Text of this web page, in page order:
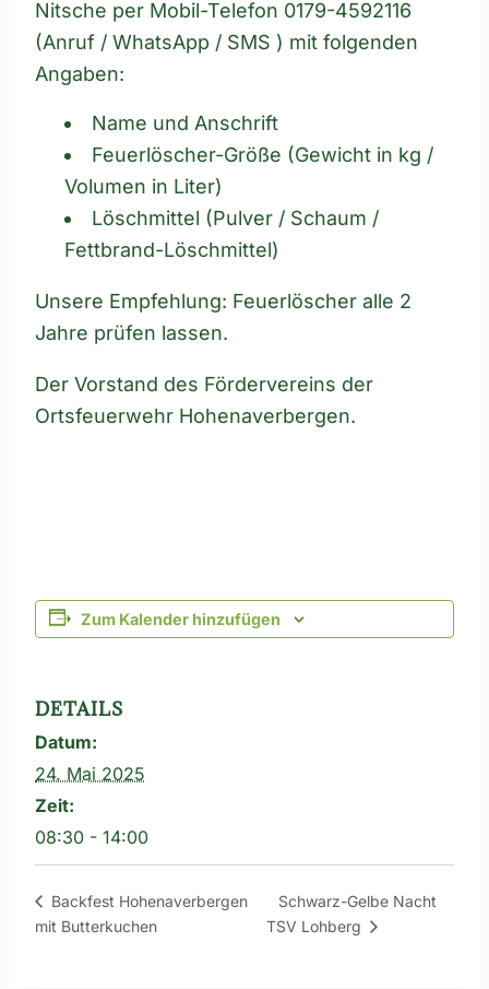
Nitsche per Mobil-Telefon 0179-4592116
(Anruf / WhatsApp / SMS ) mit folgenden
Angaben:
Name und Anschrift
Feuerlöscher-Größe (Gewicht in kg /
Volumen in Liter)
Löschmittel (Pulver / Schaum /
Fettbrand-Löschmittel)
Unsere Empfehlung: Feuerlöscher alle 2
Jahre prüfen lassen.
Der Vorstand des Fördervereins der
Ortsfeuerwehr Hohenaverbergen.
Zum Kalender hinzufügen
DETAILS
Datum:
24. Mai 2025
Zeit:
08:30 - 14:00
Backfest Hohenaverbergen
mit Butterkuchen
Schwarz-Gelbe Nacht
TSV Lohberg